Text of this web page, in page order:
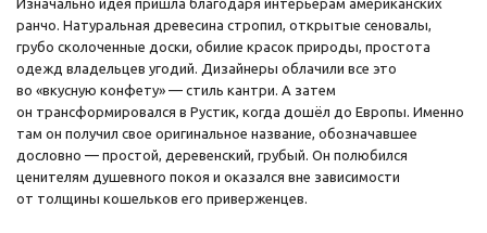
Изначально идея пришла благодаря интерьерам американских
ранчо. Натуральная древесина стропил, открытые сеновалы,
грубо сколоченные доски, обилие красок природы, простота
одежд владельцев угодий. Дизайнеры облачили все это
во «вкусную конфету» — стиль кантри. А затем
он трансформировался в Рустик, когда дошёл до Европы. Именно
там он получил свое оригинальное название, обозначавшее
дословно — простой, деревенский, грубый. Он полюбился
ценителям душевного покоя и оказался вне зависимости
от толщины кошельков его приверженцев.